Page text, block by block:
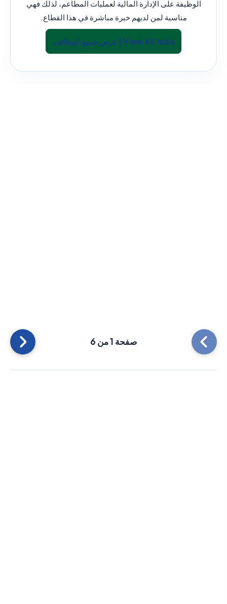
الوظيفة على الإدارة المالية لعمليات المطاعم، لذلك فهي
مناسبة لمن لديهم خبرة مباشرة في هذا القطاع.
View All Jobs | عرض جميع الوظائف
صفحة 1 من 6